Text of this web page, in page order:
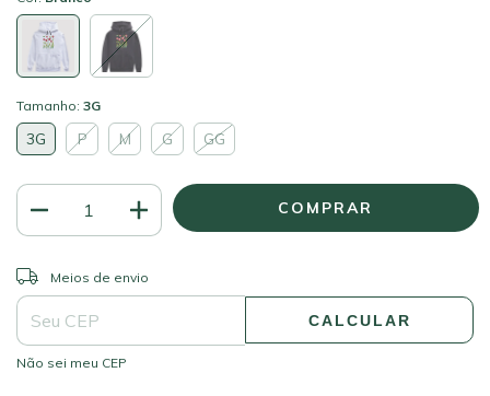
Tamanho: 3G
3G P M G GG
Entregas para o CEP:
Meios de envio
CALCULAR
Não sei meu CEP